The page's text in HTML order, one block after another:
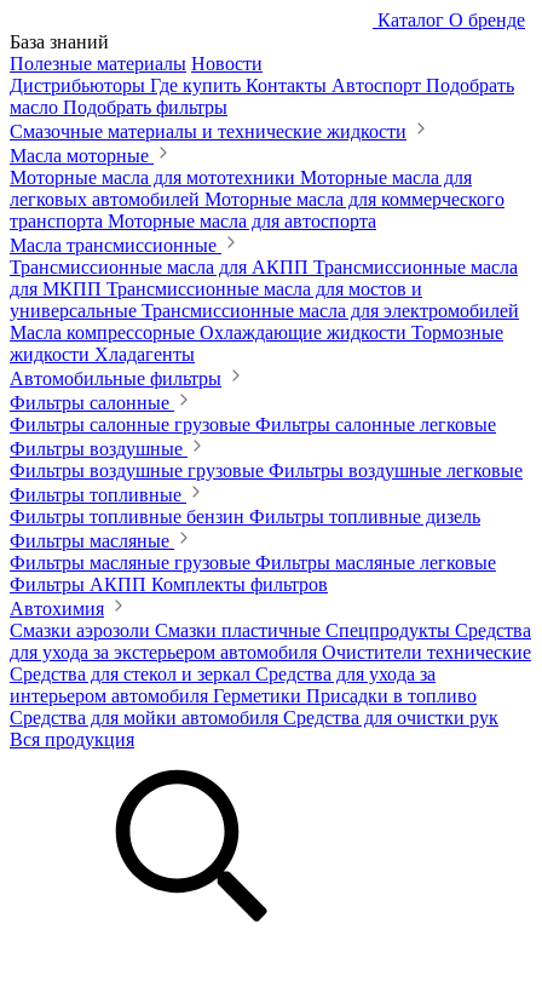
Каталог О бренде
База знаний
Полезные материалы Новости
Дистрибьюторы Где купить Контакты Автоспорт Подобрать
масло Подобрать фильтры
Смазочные материалы и технические жидкости
Масла моторные
Моторные масла для мототехники Моторные масла для
легковых автомобилей Моторные масла для коммерческого
транспорта Моторные масла для автоспорта
Масла трансмиссионные
Трансмиссионные масла для АКПП Трансмиссионные масла
для МКПП Трансмиссионные масла для мостов и
универсальные Трансмиссионные масла для электромобилей
Масла компрессорные Охлаждающие жидкости Тормозные
жидкости Хладагенты
Автомобильные фильтры
Фильтры салонные
Фильтры салонные грузовые Фильтры салонные легковые
Фильтры воздушные
Фильтры воздушные грузовые Фильтры воздушные легковые
Фильтры топливные
Фильтры топливные бензин Фильтры топливные дизель
Фильтры масляные
Фильтры масляные грузовые Фильтры масляные легковые
Фильтры АКПП Комплекты фильтров
Автохимия
Смазки аэрозоли Смазки пластичные Спецпродукты Средства
для ухода за экстерьером автомобиля Очистители технические
Средства для стекол и зеркал Средства для ухода за
интерьером автомобиля Герметики Присадки в топливо
Средства для мойки автомобиля Средства для очистки рук
Вся продукция